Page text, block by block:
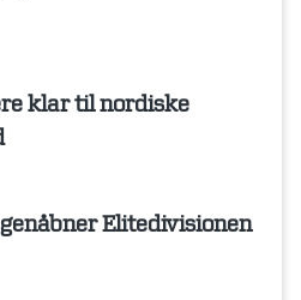
klar til nordiske
Elitedivisionen